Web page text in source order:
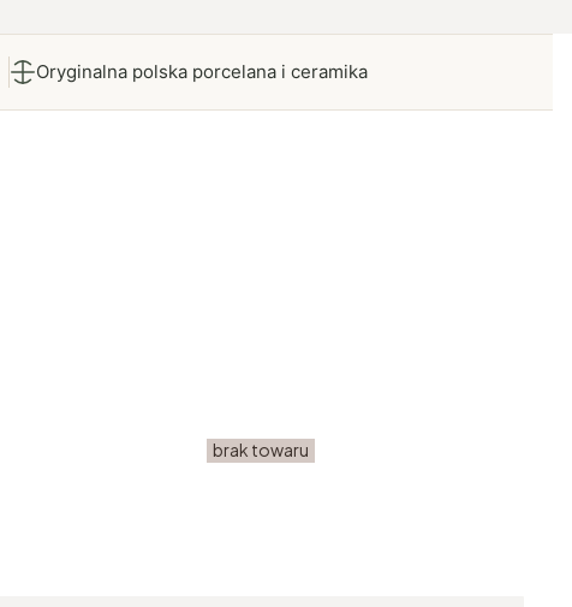
Oryginalna polska porcelana i ceramika
brak towaru